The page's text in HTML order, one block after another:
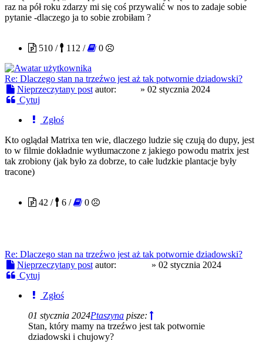
raz na pół roku zdarzy mi się coś przywalić w nos to zadaje sobie
pytanie -dlaczego ja to sobie zrobiłam ?
510 /
112 / 0
Re: Dlaczego stan na trzeźwo jest aż tak potwornie dziadowski?
Nieprzeczytany post autor: » 02 stycznia 2024
Cytuj
Zgłoś
Kto oglądał Matrixa ten wie, dlaczego ludzie się czują do dupy, jest
to w filmie dokładnie wytłumaczone z jakiego powodu matrix jest
tak zrobiony (jak było za dobrze, to całe ludzkie plantacje były
tracone)
42 /
6 / 0
Re: Dlaczego stan na trzeźwo jest aż tak potwornie dziadowski?
Nieprzeczytany post autor: » 02 stycznia 2024
Cytuj
Zgłoś
01 stycznia 2024Ptaszyna pisze:
Stan, który mamy na trzeźwo jest tak potwornie
dziadowski i chujowy?